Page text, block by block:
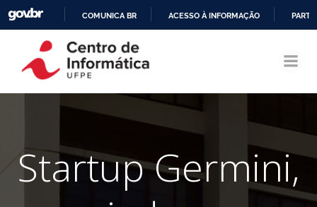
CONTEÚDO
COMUNICA BR ACESSO À INFORMAÇÃO
Startup Germini,